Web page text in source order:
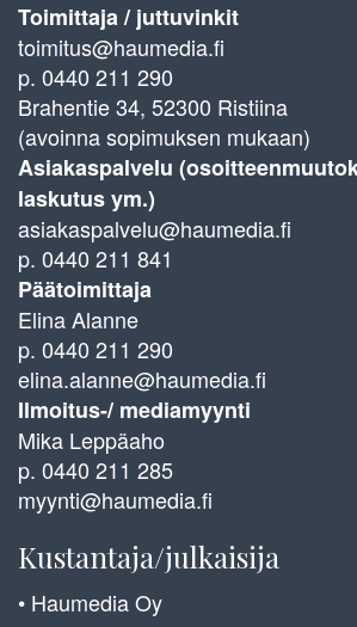
Toimittaja / juttuvinkit
toimitus@haumedia.fi
p. 0440 211 290
Brahentie 34, 52300 Ristiina
(avoinna sopimuksen mukaan)
Asiakaspalvelu
laskutus ym.)
asiakaspalvelu@haumedia.fi
p. 0440 211 841
Päätoimittaja
Elina Alanne
p. 0440 211 290
elina.alanne@haumedia.fi
Ilmoitus-/ mediamyynti
Mika Leppäaho
p. 0440 211 285
myynti@haumedia.fi
Kustantaja/julkaisija
• Haumedia Oy